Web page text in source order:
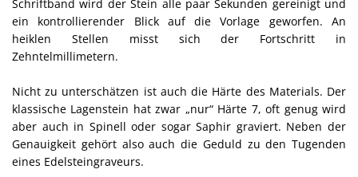
Schriftband wird der Stein alle paar Sekunden gereinigt und
ein kontrollierender Blick auf die Vorlage geworfen. An
heiklen Stellen misst sich der Fortschritt in
Zehntelmillimetern.
Nicht zu unterschätzen ist auch die Härte des Materials. Der
klassische Lagenstein hat zwar „nur“ Härte 7, oft genug wird
aber auch in Spinell oder sogar Saphir graviert. Neben der
Genauigkeit gehört also auch die Geduld zu den Tugenden
eines Edelsteingraveurs.